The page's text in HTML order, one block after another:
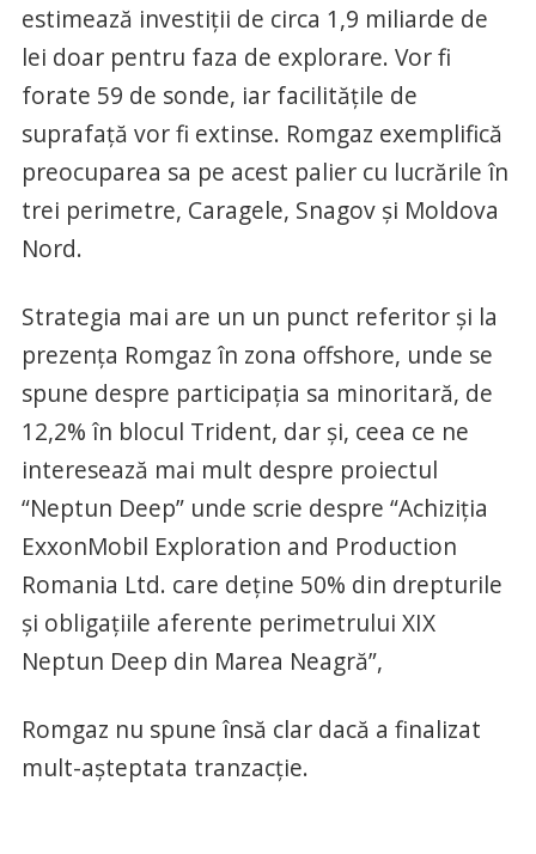
estimează investiții de circa 1,9 miliarde de
lei doar pentru faza de explorare. Vor fi
forate 59 de sonde, iar facilitățile de
suprafață vor fi extinse. Romgaz exemplifică
preocuparea sa pe acest palier cu lucrările în
trei perimetre, Caragele, Snagov și Moldova
Nord.
Strategia mai are un un punct referitor și la
prezența Romgaz în zona offshore, unde se
spune despre participația sa minoritară, de
12,2% în blocul Trident, dar și, ceea ce ne
interesează mai mult despre proiectul
“Neptun Deep” unde scrie despre “Achiziţia
ExxonMobil Exploration and Production
Romania Ltd. care deţine 50% din drepturile
şi obligaţiile aferente perimetrului XIX
Neptun Deep din Marea Neagră”,
Romgaz nu spune însă clar dacă a finalizat
mult-așteptata tranzacție.